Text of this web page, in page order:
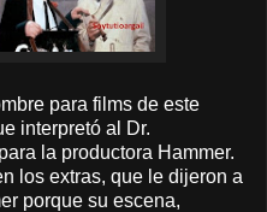
para films de este
interpretó al Dr.
la productora Hammer.
los extras, que le dijeron a
porque su escena,